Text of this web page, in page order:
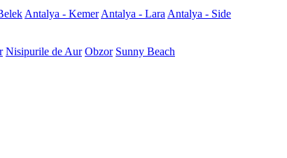
Antalya - Kemer Antalya - Lara Antalya - Side
Nisipurile de Aur Obzor Sunny Beach